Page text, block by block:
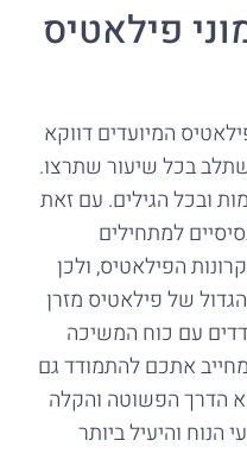
פילאטיס
המיועדים דווקא
בכל שיעור שתרצו.
ובכל הגילים. עם זאת
למתחילים
הפילאטיס, ולכן
של פילאטיס מזרן
עם כוח המשיכה
אתכם להתמודד גם
הדרך הפשוטה והקלה
הנוח והיעיל ביותר